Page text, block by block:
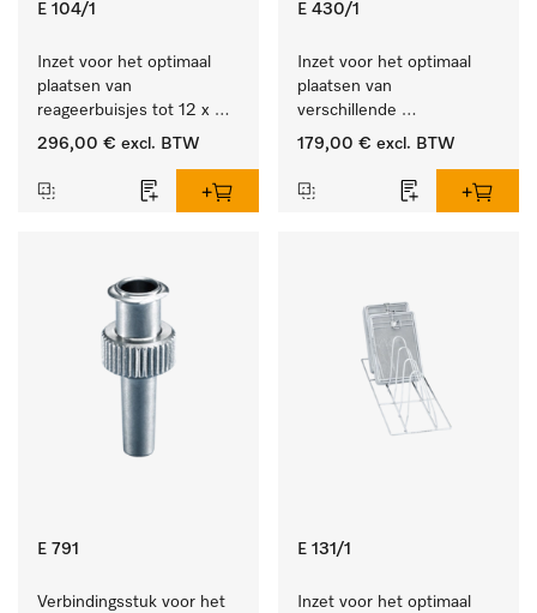
E 104/1
Inzet voor het optimaal
plaatsen van
reageerbuisjes tot 12 x
105 mm.
296,00 € excl. BTW
E 430/1
Inzet voor het optimaal
plaatsen van
verschillende
instrumenten.
179,00 € excl. BTW
E 791
Verbindingsstuk voor het
E 131/1
Inzet voor het optimaal